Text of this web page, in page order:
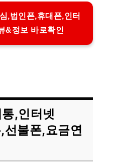
,법인폰,휴대폰,인터
&정보 바로확인
,인터넷
불폰,요금연